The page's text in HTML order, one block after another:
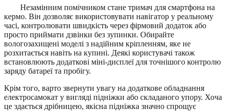
Незамінним помічником стане тримач для смартфона на
кермо. Він дозволяє використовувати навігатор у реальному
часі, контролювати швидкість через фірмовий додаток або
просто приймати дзвінки без зупинки. Обирайте
вологозахищені моделі з надійним кріпленням, яке не
розхитається навіть на купині. Деякі користувачі також
встановлюють додаткові міні-дисплеї для точнішого контролю
заряду батареї та пробігу.
Крім того, варто звернути увагу на додаткове обладнання
електросамокат у вигляді підніжки або складаного упору. Хоча
це здається дрібницею, якісна підніжка значно спрощує